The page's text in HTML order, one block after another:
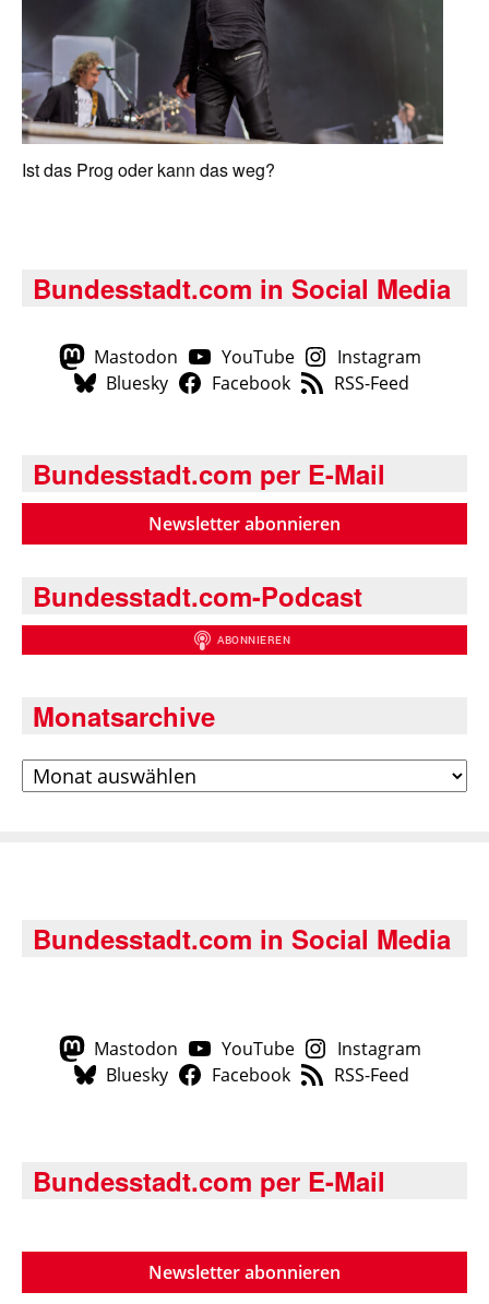
Ist das Prog oder kann das weg?
Bundesstadt.com in Social Media
Mastodon YouTube
Instagram
Bluesky
Facebook RSS-Feed
Bundesstadt.com per E-Mail
Newsletter abonnieren
Bundesstadt.com-Podcast
Monatsarchive
Archiv
Bundesstadt.com in Social Media
Mastodon YouTube
Instagram
Bluesky
Facebook RSS-Feed
Bundesstadt.com per E-Mail
Newsletter abonnieren